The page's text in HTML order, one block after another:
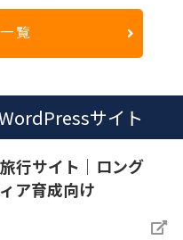
覧
サイト
行サイト｜ロング
ア育成向け